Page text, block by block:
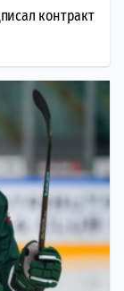
контракт